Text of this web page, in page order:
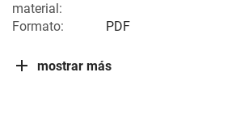
material:
Formato: PDF
mostrar más